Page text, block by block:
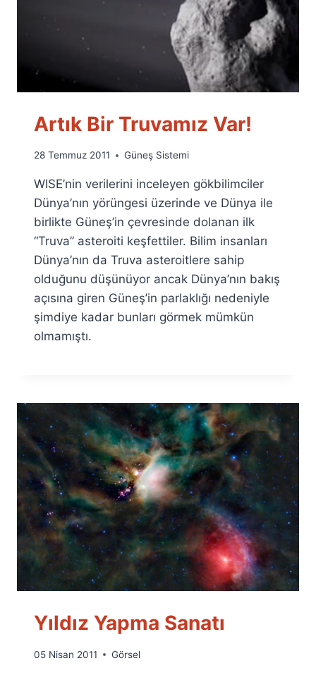
Artık Bir Truvamız Var!
By
Fuat
Özyar
28 Temmuz 2011 Güneş Sistemi
WISE’nin verilerini inceleyen gökbilimciler
Dünya’nın yörüngesi üzerinde ve Dünya ile
birlikte Güneş’in çevresinde dolanan ilk
“Truva” asteroiti keşfettiler. Bilim insanları
Dünya’nın da Truva asteroitlere sahip
olduğunu düşünüyor ancak Dünya’nın bakış
açısına giren Güneş’in parlaklığı nedeniyle
şimdiye kadar bunları görmek mümkün
olmamıştı.
Yıldız Yapma Sanatı
By
05 Nisan 2011 Görsel